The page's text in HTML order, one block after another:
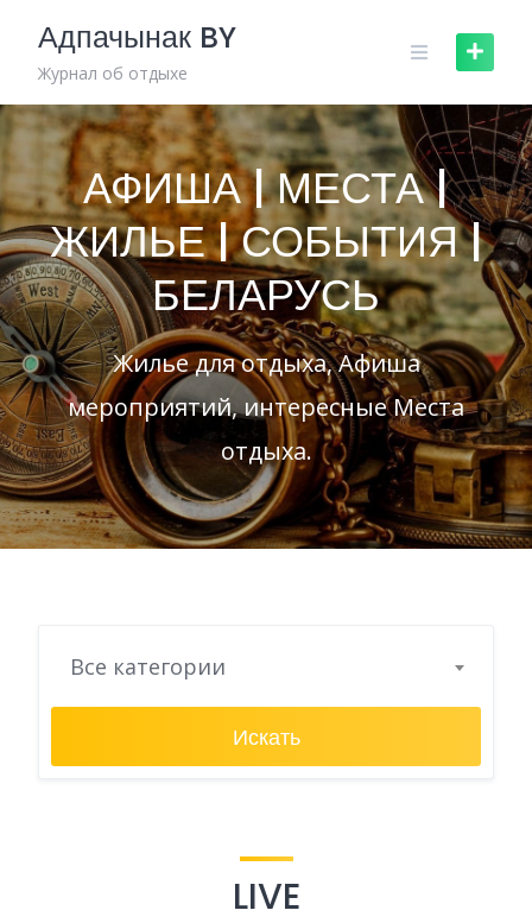
content
Адпачынак BY
Журнал об отдыхе
АФИША | МЕСТА |
ЖИЛЬЕ | СОБЫТИЯ |
БЕЛАРУСЬ
Жилье для отдыха, Афиша
мероприятий, интересные Места
отдыха.
Все категории
Искать
LIVE